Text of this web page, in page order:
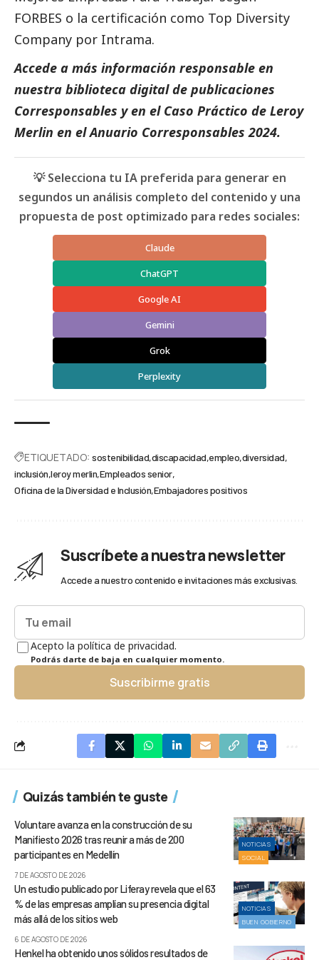
FORBES o la certificación como Top Diversity
Company por Intrama.
Accede a más información responsable en
nuestra biblioteca digital de publicaciones
Corresponsables y en el Caso Práctico de Leroy
Merlin en elAnuario Corresponsables 2024.
💡 Selecciona tu IA preferida para generar en
segundos un análisis completo del contenido y una
propuesta de post optimizado para redes sociales:
Claude
ChatGPT
Google AI
Gemini
Grok
Perplexity
ETIQUETADO: sostenibilidad discapacidad empleo diversidad
inclusión leroy merlin Empleados senior
Oficina de la Diversidad e Inclusión Embajadores positivos
Suscríbete a nuestra newsletter
Accede a nuestro contenido e invitaciones más exclusivas.
Acepto la política de privacidad.
Podrás darte de baja en cualquier momento.
Suscribirme gratis
Quizás también te guste
NOTICIAS
SOCIAL
Voluntare avanza en la construcción de su
Manifiesto 2026 tras reunir a más de 200
participantes en Medellín
7 DE AGOSTO DE 2026
NOTICIAS
BUEN GOBIERNO
Un estudio publicado por Liferay revela que el 63
% de las empresas amplían su presencia digital
más allá de los sitios web
6 DE AGOSTO DE 2026
Henkel ha obtenido unos sólidos resultados de